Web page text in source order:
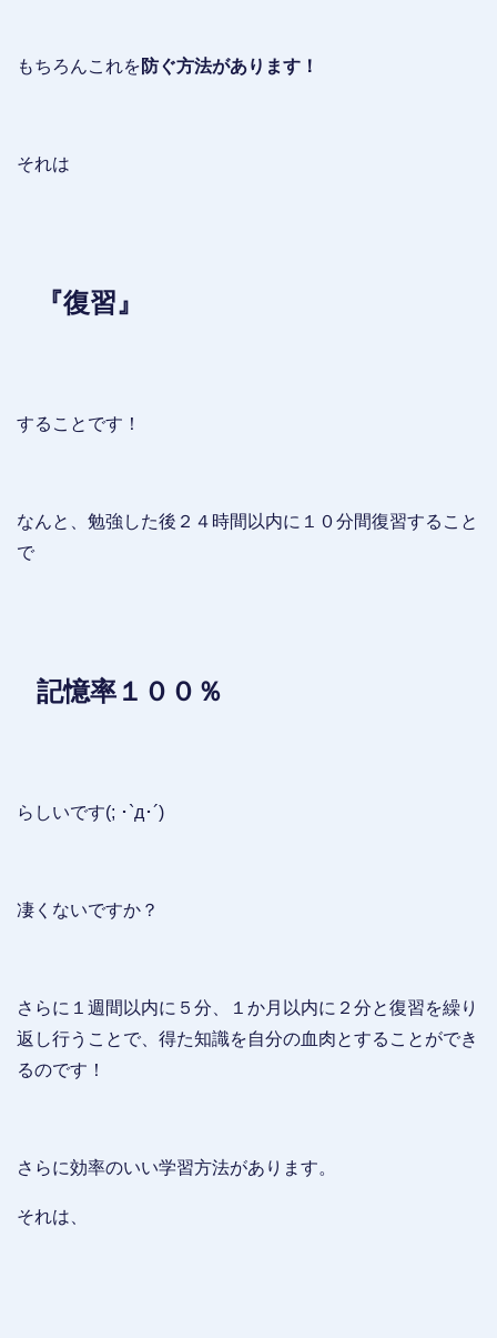
もちろんこれを 防ぐ方法があります！
それは
『復習』
することです！
なんと、勉強した後２４時間以内に１０分間復習すること
で
記憶率１００％
らしいです(; ･`д･´)
凄くないですか？
さらに１週間以内に５分、１か月以内に２分と復習を繰り
返し行うことで、得た知識を自分の血肉とすることができ
るのです！
さらに効率のいい学習方法があります。
それは、